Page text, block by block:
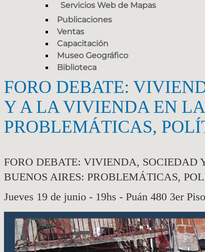
Servicios Web de Mapas
Publicaciones
Ventas
Capacitación
Museo Geográfico
Biblioteca
FORO DEBATE:
Y A LA VIVIENDA EN
PROBLEMÁTICAS,
FORO DEBATE: VIVIENDA,
BUENOS AIRES: PROBLEMÁTICAS,
Jueves 19 de junio - 19hs - Puán 480 3er